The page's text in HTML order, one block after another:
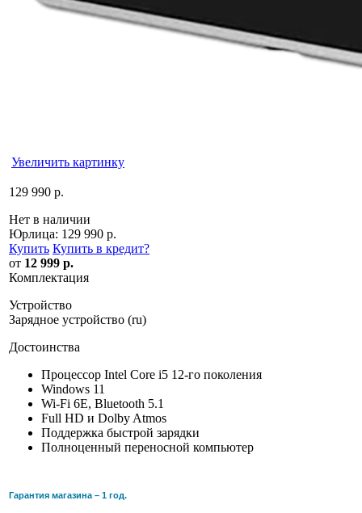
Увеличить картинку
129 990 р.
Нет в наличии
Юрлица: 129 990 р.
Купить Купить в кредит?
от 12 999 р.
Комплектация
Устройство
Зарядное устройство (ru)
Достоинства
Процессор Intel Core i5 12-го поколения
Windows 11
Wi-Fi 6E, Bluetooth 5.1
Full HD и Dolby Atmos
Поддержка быстрой зарядки
Полноценный переносной компьютер
Гарантия магазина – 1 год.